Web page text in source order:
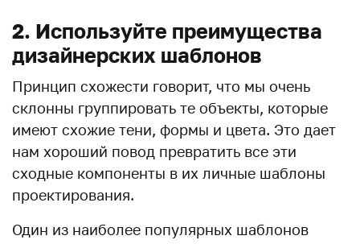
2. Используйте преимущества
дизайнерских шаблонов
Принцип схожести говорит, что мы очень
склонны группировать те объекты, которые
имеют схожие тени, формы и цвета. Это дает
нам хороший повод превратить все эти
сходные компоненты в их личные шаблоны
проектирования.
Один из наиболее популярных шаблонов